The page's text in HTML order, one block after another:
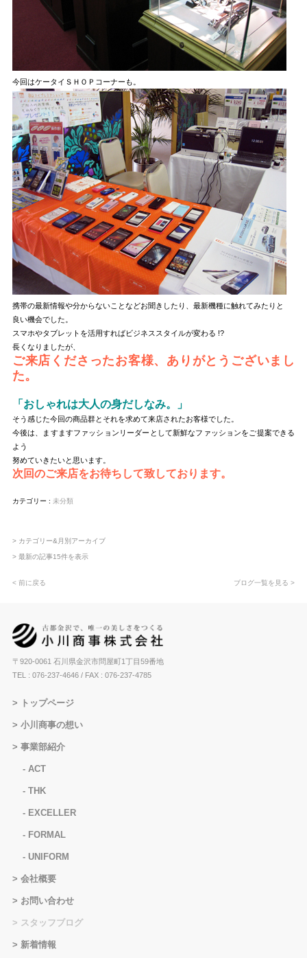
今回はケータイＳＨＯＰコーナーも。
携帯の最新情報や分からないことなどお聞きしたり、最新機種に触れてみたりと
良い機会でした。
スマホやタブレットを活用すればビジネススタイルが変わる !?
長くなりましたが、
ご来店くださったお客様、ありがとうございまし
た。
「おしゃれは大人の身だしなみ。」
そう感じた今回の商品群とそれを求めて来店されたお客様でした。
今後は、ますますファッションリーダーとして新鮮なファッションをご提案できる
よう
努めていきたいと思います。
次回のご来店をお待ちして致しております。
カテゴリー : 未分類
> カテゴリー&月別アーカイブ
> 最新の記事15件を表示
< 前に戻る ブログ一覧を見る >
〒920-0061 石川県金沢市問屋町1丁目59番地
TEL : 076-237-4646/ FAX : 076-237-4785
トップページ
小川商事の想い
事業部紹介
ACT
THK
EXCELLER
FORMAL
UNIFORM
会社概要
お問い合わせ
スタッフブログ
新着情報